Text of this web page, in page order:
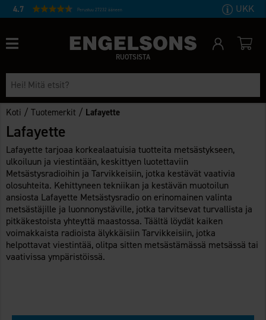
4.7 Perustuu 27232 ääneen UKK
RUOTSISTA
Koti /Tuotemerkit / Lafayette
Lafayette
Lafayette tarjoaa korkealaatuisia tuotteita metsästykseen,
ulkoiluun ja viestintään, keskittyen luotettaviin
Metsästysradioihin ja Tarvikkeisiin, jotka kestävät vaativia
olosuhteita. Kehittyneen tekniikan ja kestävän muotoilun
ansiosta Lafayette Metsästysradio on erinomainen valinta
metsästäjille ja luonnonystäville, jotka tarvitsevat turvallista ja
pitkäkestoista yhteyttä maastossa. Täältä löydät kaiken
voimakkaista radioista älykkäisiin Tarvikkeisiin, jotka
helpottavat viestintää, olitpa sitten metsästämässä metsässä tai
vaativissa ympäristöissä.